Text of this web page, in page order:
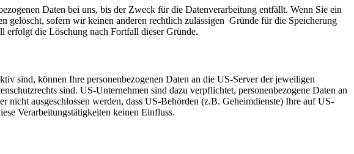
Daten bei uns, bis der Zweck für die Datenverarbeitung entfällt. Wenn Sie ein
gelöscht, sofern wir keinen anderen rechtlich zulässigen Gründe für die Speicherung
erfolgt die Löschung nach Fortfall dieser Gründe.
sind, können Ihre personenbezogenen Daten an die US-Server der jeweiligen
sind. US-Unternehmen sind dazu verpflichtet, personenbezogene Daten an
nicht ausgeschlossen werden, dass US-Behörden (z.B. Geheimdienste) Ihre auf US-
Verarbeitungstätigkeiten keinen Einfluss.